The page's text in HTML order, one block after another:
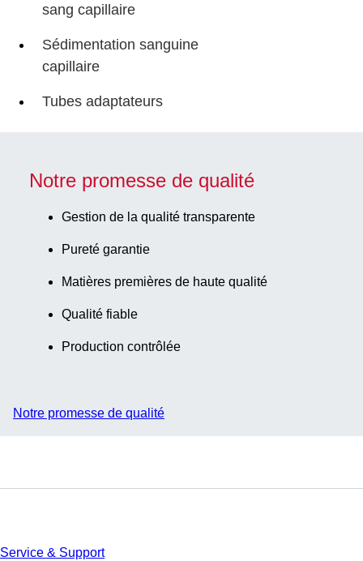
sang capillaire
Sédimentation sanguine
capillaire
Tubes adaptateurs
Notre promesse de qualité
Gestion de la qualité transparente
Pureté garantie
Matières premières de haute qualité
Qualité fiable
Production contrôlée
Notre promesse de qualité
Service & Support